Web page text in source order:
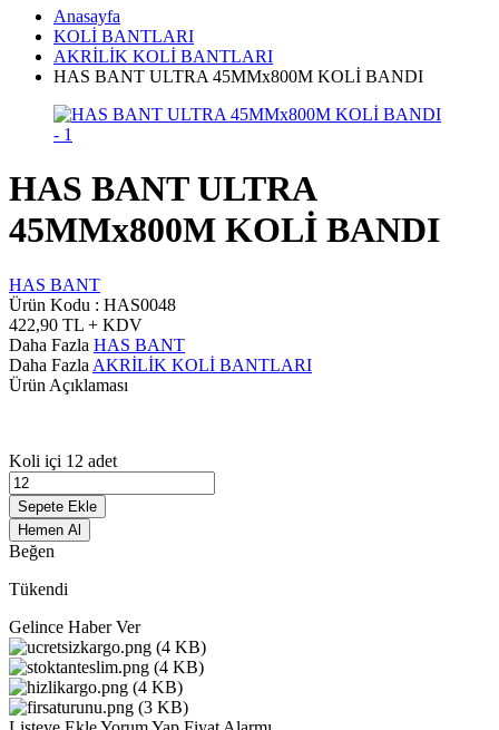
Anasayfa
KOLİ BANTLARI
AKRİLİK KOLİ BANTLARI
HAS BANT ULTRA 45MMx800M KOLİ BANDI
HAS BANT ULTRA
45MMx800M KOLİ BANDI
HAS BANT
Ürün Kodu : HAS0048
422,90 TL + KDV
Daha Fazla HAS BANT
Daha Fazla AKRİLİK KOLİ BANTLARI
Ürün Açıklaması
Koli içi 12 adet
Sepete Ekle
Hemen Al
Beğen
Tükendi
Gelince Haber Ver